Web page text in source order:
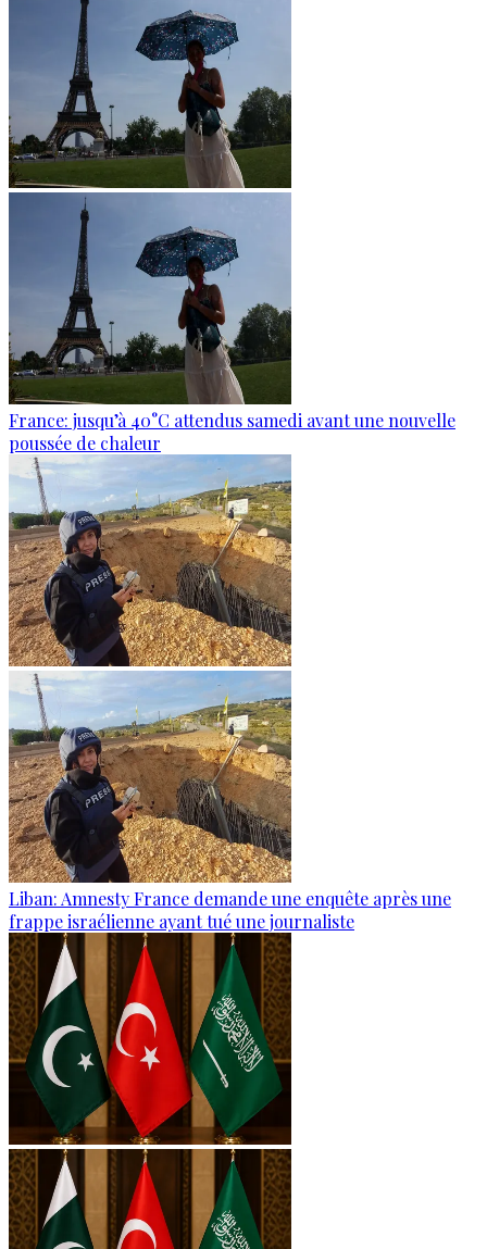
France: jusqu’à 40°C attendus samedi avant une nouvelle
poussée de chaleur
Liban: Amnesty France demande une enquête après une
frappe israélienne ayant tué une journaliste